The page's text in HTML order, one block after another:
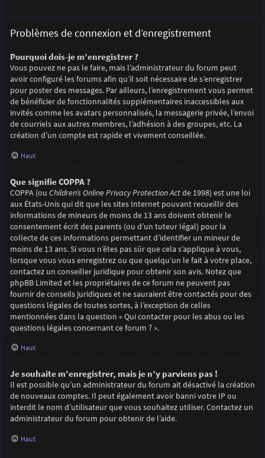
Problèmes de connexion et d’enregistrement
Pourquoi dois-je m’enregistrer ?
Vous pouvez ne pas le faire, mais l’administrateur du forum peut
avoir configuré les forums afin qu’il soit nécessaire de s’enregistrer
pour poster des messages. Par ailleurs, l’enregistrement vous permet
de bénéficier de fonctionnalités supplémentaires inaccessibles aux
invités comme les avatars personnalisés, la messagerie privée, l’envoi
de courriels aux autres membres, l’adhésion à des groupes, etc. La
création d’un compte est rapide et vivement conseillée.
Haut
Que signifie COPPA ?
COPPA (ou Children’s Online Privacy Protection Actde 1998) est une loi
aux États-Unis qui dit que les sites Internet pouvant recueillir des
informations de mineurs de moins de 13 ans doivent obtenir le
consentement écrit des parents (ou d’un tuteur légal) pour la
collecte de ces informations permettant d’identifier un mineur de
moins de 13 ans. Si vous n’êtes pas sûr que cela s’applique à vous,
lorsque vous vous enregistrez ou que quelqu’un le fait à votre place,
contactez un conseiller juridique pour obtenir son avis. Notez que
phpBB Limited et les propriétaires de ce forum ne peuvent pas
fournir de conseils juridiques et ne sauraient être contactés pour des
questions légales de toutes sortes, à l’exception de celles
mentionnées dans la question « Qui contacter pour les abus ou les
questions légales concernant ce forum ? ».
Haut
Je souhaite m’enregistrer, mais je n’y parviens pas !
Il est possible qu’un administrateur du forum ait désactivé la création
de nouveaux comptes. Il peut également avoir banni votre IP ou
interdit le nom d’utilisateur que vous souhaitez utiliser. Contactez un
administrateur du forum pour obtenir de l’aide.
Haut